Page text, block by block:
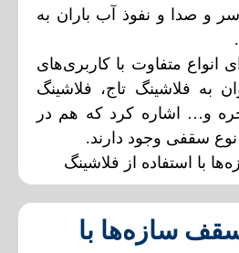
سر و صدا و نفوذ آب باران به
انواع متفاوت با کاربری‌های
به فلاشینگ تاج، فلاشینگ
و… اشاره کرد که هم در
سقفی وجود دارند.
سازه‌ها با